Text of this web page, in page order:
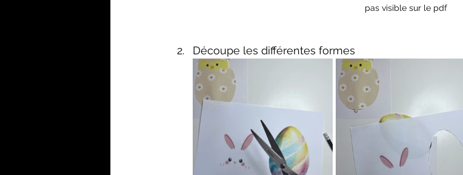
pas visible sur le pdf
Découpe les différentes formes